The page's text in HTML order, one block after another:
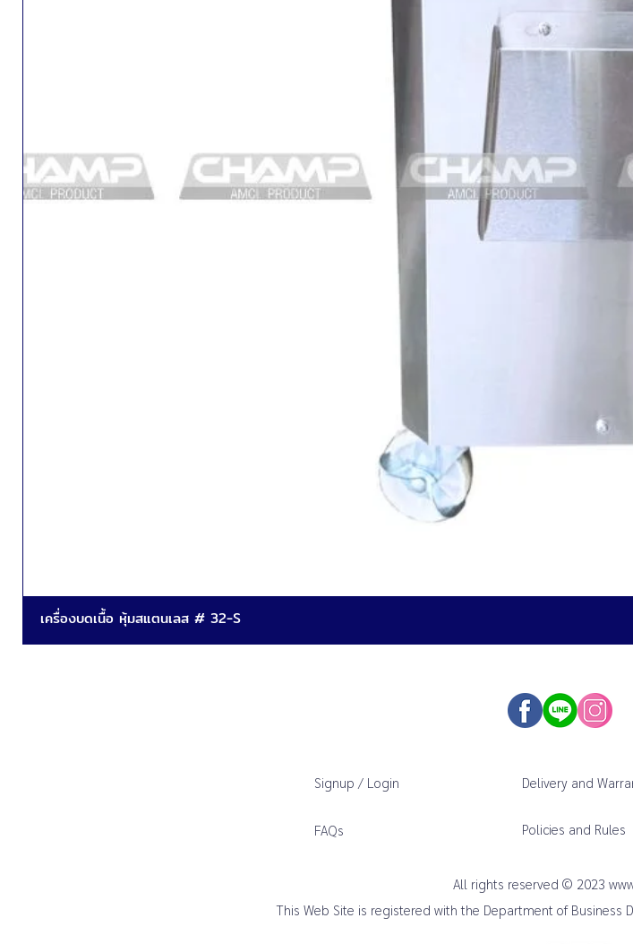
เครื่องบดเนื้อ หุ้มสแตนเลส # 32-S
Signup / Login
FAQs
Delivery and
Policies and Rules
All rights reserved © 2023
This Web Site is registered with the Department of Business